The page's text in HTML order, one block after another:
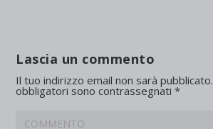
Lascia un commento
Il tuo indirizzo email non sarà pubblicato.
obbligatori sono contrassegnati*